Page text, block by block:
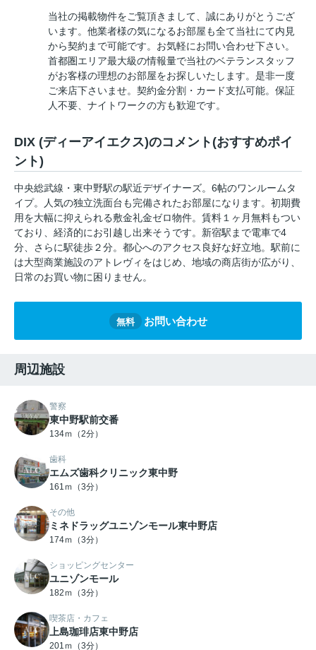
当社の掲載物件をご覧頂きまして、誠にありがとうござ
います。他業者様の気になるお部屋も全て当社にて内見
から契約まで可能です。お気軽にお問い合わせ下さい。
首都圏エリア最大級の情報量で当社のベテランスタッフ
がお客様の理想のお部屋をお探しいたします。是非一度
ご来店下さいませ。契約金分割・カード支払可能。保証
人不要、ナイトワークの方も歓迎です。
DIX (ディーアイエクス)のコメント(おすすめポイ
ント)
中央総武線・東中野駅の駅近デザイナーズ。6帖のワンルームタ
イプ。人気の独立洗面台も完備されたお部屋になります。初期費
用を大幅に抑えられる敷金礼金ゼロ物件。賃料１ヶ月無料もつい
ており、経済的にお引越し出来そうです。新宿駅まで電車で4
分、さらに駅徒歩２分。都心へのアクセス良好な好立地。駅前に
は大型商業施設のアトレヴィをはじめ、地域の商店街が広がり、
日常のお買い物に困りません。
無料 お問い合わせ
周辺施設
警察
東中野駅前交番
134ｍ（2分）
歯科
エムズ歯科クリニック東中野
161ｍ（3分）
その他
ミネドラッグユニゾンモール東中野店
174ｍ（3分）
ショッピングセンター
ユニゾンモール
182ｍ（3分）
喫茶店・カフェ
上島珈琲店東中野店
201ｍ（3分）